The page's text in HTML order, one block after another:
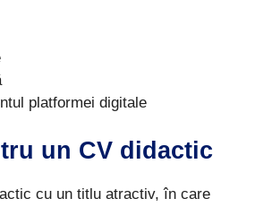
platformei digitale
un CV didactic
cu un titlu atractiv, în care